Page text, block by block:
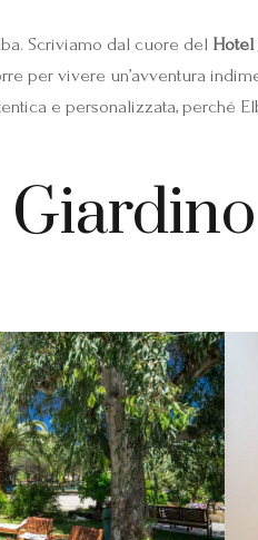
Scriviamo dal cuore del Hotel
per vivere un’avventura
e personalizzata, perché